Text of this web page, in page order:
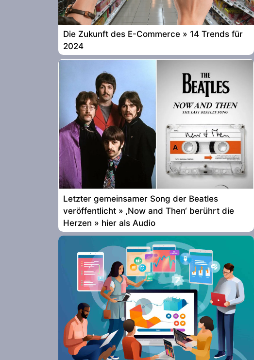
Die Zukunft des E-Commerce » 14 Trends für
2024
Letzter gemeinsamer Song der Beatles
veröffentlicht » ‚Now and Then‘ berührt die
Herzen » hier als Audio